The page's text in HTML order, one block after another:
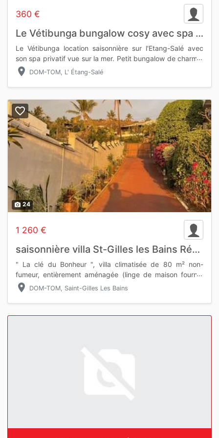
360 €
Le Vétibunga bungalow cosy avec spa privatif
Le Vétibunga location saisonnière sur l'Etang-Salé avec
son spa privatif vue sur la mer. Petit bungalow de charme,
cosy pour ceux qui souhaiterait s'arrêter le temps d'une
escapade
location_on DOM-TOM, L' Étang-Salé
photo_camera 24
1 260 €
saisonnière villa St-Gilles les Bains Réunion
" La clé du Bonheur ", villa climatisée de 80 m² non-
fumeur, entièrement aménagée (linge de maison fourni),
avec grande terrasse, piscine privative & parking privé
abrité, dans un
location_on DOM-TOM, Saint-Gilles Les Bains
favorite_border